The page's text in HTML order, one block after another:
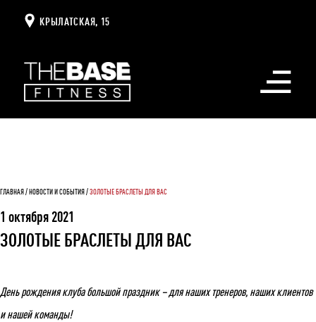
КРЫЛАТСКАЯ, 15
Открыть
ГЛАВНАЯ НОВОСТИ И СОБЫТИЯ ЗОЛОТЫЕ БРАСЛЕТЫ ДЛЯ ВАС
1 октября 2021
ЗОЛОТЫЕ БРАСЛЕТЫ ДЛЯ ВАС
День рождения клуба большой праздник – для наших тренеров, наших клиентов
и нашей команды!